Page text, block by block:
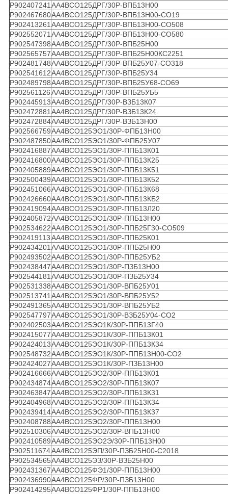
Р902407241 АА4ВСО125ДРГ/30Р-ВПБ13Н00
Р902467680АА4ВСО125ДРГ/30Р-ВПБ13Н00-СО19
Р902413261 АА4ВСО125ДРГ/30Р-ВПБ13Н00-СО508
Р902552071 АА4ВСО125ДРГ/30Р-ВПБ13Н00-СО580
Р902547398АА4ВСО125ДРГ/30Р-ВПБ25Н00
Р902565757АА4ВСО125ДРГ/30Р-ВПБ25Н00КС2251
Р902481748АА4ВСО125ДРГ/30Р-ВПБ25У07-СО318
Р902541612АА4ВСО125ДРГ/30Р-ВПБ25У34
Р902489798АА4ВСО125ДРГ/30Р-ВПБ25У68-СО69
Р902561126АА4ВСО125ДРГ/30Р-ВПБ25УБ5
Р902445913АА4ВСО125ДРГ/30Р-ВЗБ13К07
Р902472881 АА4ВСО125ДРГ/30Р-ВЗБ13К24
Р902472884АА4ВСО125ДРГ/30Р-ВЗБ13Н00
Р902566759АА4ВСО125ЭО1/30Р-ФПБ13Н00
Р902487850АА4ВСО125ЭО1/30Р-ФПБ25У07
Р902416887АА4ВСО125ЭО1/30Р-ППБ13К01
Р902416800АА4ВСО125ЭО1/30Р-ППБ13К25
Р902405889АА4ВСО125ЭО1/30Р-ППБ13К51
Р902500439АА4ВСО125ЭО1/30Р-ППБ13К52
Р902451066АА4ВСО125ЭО1/30Р-ППБ13К68
Р902426660АА4ВСО125ЭО1/30Р-ППБ13КБ2
Р902419094АА4ВСО125ЭО1/30Р-ППБ13Л20
Р902405872АА4ВСО125ЭО1/30Р-ППБ13Н00
Р902534622АА4ВСО125ЭО1/30Р-ППБ25Г30-СО509
Р902419113АА4ВСО125ЭО1/30Р-ППБ25К01
Р902434201 АА4ВСО125ЭО1/30Р-ППБ25Н00
Р902493502АА4ВСО125ЭО1/30Р-ППБ25УБ2
Р902438447АА4ВСО125ЭО1/30Р-ПЗБ13Н00
Р902544181 АА4ВСО125ЭО1/30Р-ПЗБ25У34
Р902531338АА4ВСО125ЭО1/30Р-ВПБ25У01
Р902513741 АА4ВСО125ЭО1/30Р-ВПБ25У52
Р902491365АА4ВСО125ЭО1/30Р-ВПБ25УБ2
Р902547797АА4ВСО125ЭО1/30Р-ВЗБ25У04-СО2
Р902402503АА4ВСО125ЭО1К/30Р-ППБ13Г40
Р902415077АА4ВСО125ЭО1К/30Р-ППБ13К01
Р902424013АА4ВСО125ЭО1К/30Р-ППБ13К34
Р902548732АА4ВСО125ЭО1К/30Р-ППБ13Н00-СО2
Р902424027АА4ВСО125ЭО1К/30Р-ПЗБ13Н00
Р902416666АА4ВСО125ЭО2/30Р-ППБ13К01
Р902434874АА4ВСО125ЭО2/30Р-ППБ13К07
Р902463847АА4ВСО125ЭО2/30Р-ППБ13К31
Р902404968АА4ВСО125ЭО2/30Р-ППБ13К34
Р902439414АА4ВСО125ЭО2/30Р-ППБ13К37
Р902408788АА4ВСО125ЭО2/30Р-ППБ13Н00
Р902510306АА4ВСО125ЭО2/30Р-ВПБ13Н00
Р902410589АА4ВСО125ЭО2Э/30Р-ППБ13Н00
Р902511674АА4ВСО125ЭП/30Р-ПЗБ25Н00-С2018
Р902534565АА4ВСО125ЭЗ/30Р-ВЗБ25Н00
Р902431367АА4ВСО125ФЭ1/30Р-ППБ13Н00
Р902436990АА4ВСО125ФР/30Р-ПЗБ13Н00
Р902414295АА4ВСО125ФР1/30Р-ППБ13Н00